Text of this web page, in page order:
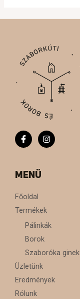
MENÜ
Főoldal
Termékek
Pálinkák
Borok
Szaboróka ginek
Üzletünk
Eredmények
Rólunk